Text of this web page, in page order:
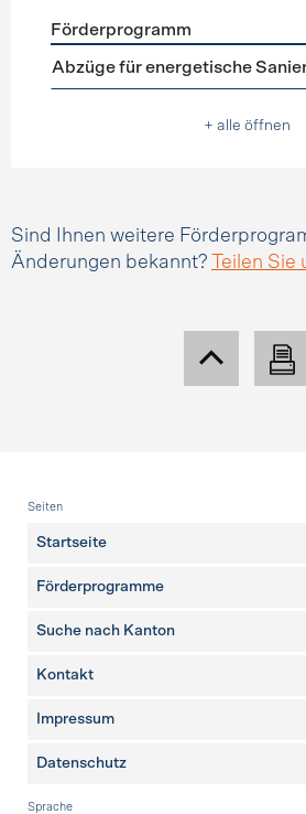
Förderprogramme Steuerabzüge
Förderprogramm
Abzüge für energetische
+ alle öffnen
Sind Ihnen weitere
Änderungen bekannt?
Teilen
Fusszeile
Seiten
Startseite
Förderprogramme
Suche nach Kanton
weitere Seiten
Kontakt
Impressum
Datenschutz
Sprache